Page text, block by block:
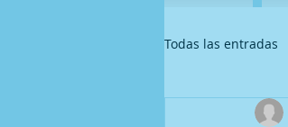
Todas las entradas